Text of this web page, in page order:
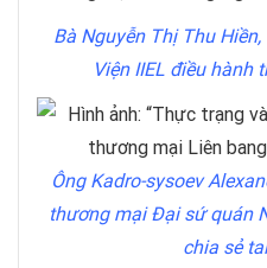
Bà Nguyễn Thị Thu
Viện IIEL điều hành
Ông Kadro-sysoev
thương mại Đại sứ quán
chia sẻ